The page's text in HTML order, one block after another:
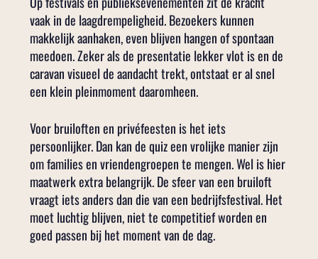
vaak in de laagdrempeligheid. Bezoekers kunnen
makkelijk aanhaken, even blijven hangen of spontaan
meedoen. Zeker als de presentatie lekker vlot is en de
caravan visueel de aandacht trekt, ontstaat er al snel
een klein pleinmoment daaromheen.
Voor bruiloften en privéfeesten is het iets
persoonlijker. Dan kan de quiz een vrolijke manier zijn
om families en vriendengroepen te mengen. Wel is hier
maatwerk extra belangrijk. De sfeer van een bruiloft
vraagt iets anders dan die van een bedrijfsfestival. Het
moet luchtig blijven, niet te competitief worden en
goed passen bij het moment van de dag.